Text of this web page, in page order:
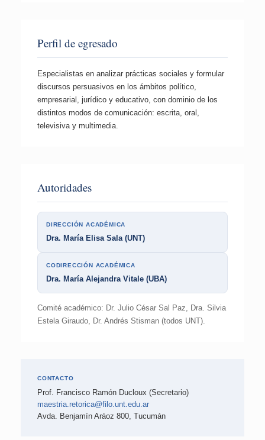
Perfil de egresado
Especialistas en analizar prácticas sociales y formular
discursos persuasivos en los ámbitos político,
empresarial, jurídico y educativo, con dominio de los
distintos modos de comunicación: escrita, oral,
televisiva y multimedia.
Autoridades
DIRECCIÓN ACADÉMICA
Dra. María Elisa Sala (UNT)
CODIRECCIÓN ACADÉMICA
Dra. María Alejandra Vitale (UBA)
Comité académico: Dr. Julio César Sal Paz, Dra. Silvia
Estela Giraudo, Dr. Andrés Stisman (todos UNT).
CONTACTO
Prof. Francisco Ramón Ducloux (Secretario)
maestria.retorica@filo.unt.edu.ar
Avda. Benjamín Aráoz 800, Tucumán